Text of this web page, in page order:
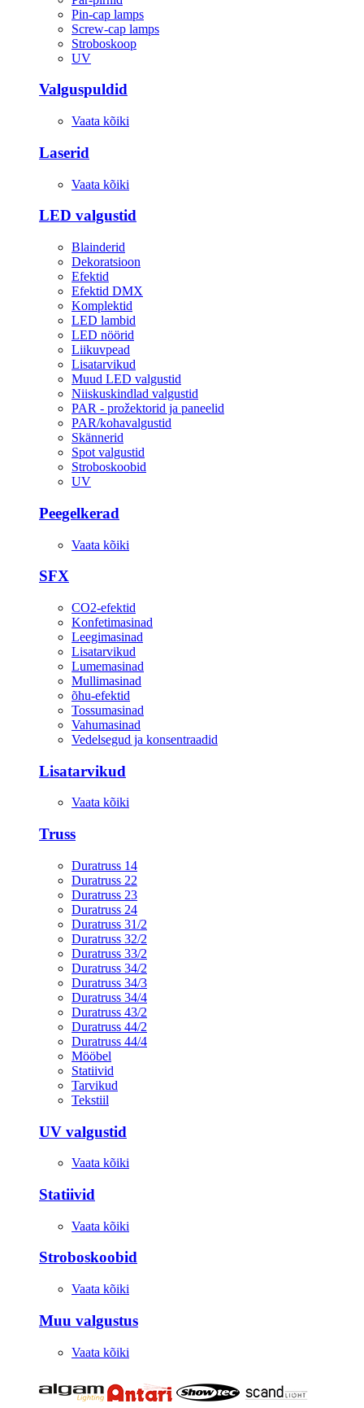
Pin-cap lamps
Screw-cap lamps
Stroboskoop
UV
Valguspuldid
Vaata kõiki
Laserid
Vaata kõiki
LED valgustid
Blainderid
Dekoratsioon
Efektid
Efektid DMX
Komplektid
LED lambid
LED nöörid
Liikuvpead
Lisatarvikud
Muud LED valgustid
Niiskuskindlad valgustid
PAR - prožektorid ja paneelid
PAR/kohavalgustid
Skännerid
Spot valgustid
Stroboskoobid
UV
Peegelkerad
Vaata kõiki
SFX
CO2-efektid
Konfetimasinad
Leegimasinad
Lisatarvikud
Lumemasinad
Mullimasinad
õhu-efektid
Tossumasinad
Vahumasinad
Vedelsegud ja konsentraadid
Lisatarvikud
Vaata kõiki
Truss
Duratruss 14
Duratruss 22
Duratruss 23
Duratruss 24
Duratruss 31/2
Duratruss 32/2
Duratruss 33/2
Duratruss 34/2
Duratruss 34/3
Duratruss 34/4
Duratruss 43/2
Duratruss 44/2
Duratruss 44/4
Mööbel
Statiivid
Tarvikud
Tekstiil
UV valgustid
Vaata kõiki
Statiivid
Vaata kõiki
Stroboskoobid
Vaata kõiki
Muu valgustus
Vaata kõiki